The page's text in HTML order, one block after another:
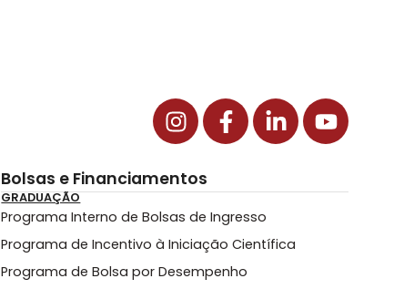
Bolsas e Financiamentos
GRADUAÇÃO
Programa Interno de Bolsas de Ingresso
Programa de Incentivo à Iniciação Científica
Programa de Bolsa por Desempenho